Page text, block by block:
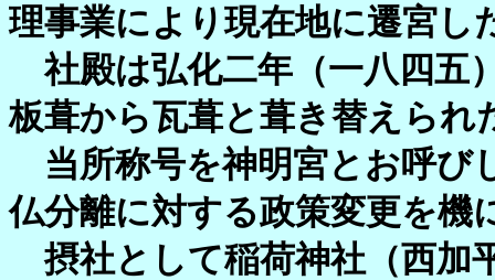
理事業により現在地に遷宮し
社殿は弘化二年（一八四五
板葺から瓦葺と葺き替えられ
当所称号を神明宮とお呼び
仏分離に対する政策変更を機
摂社として稲荷神社（西加